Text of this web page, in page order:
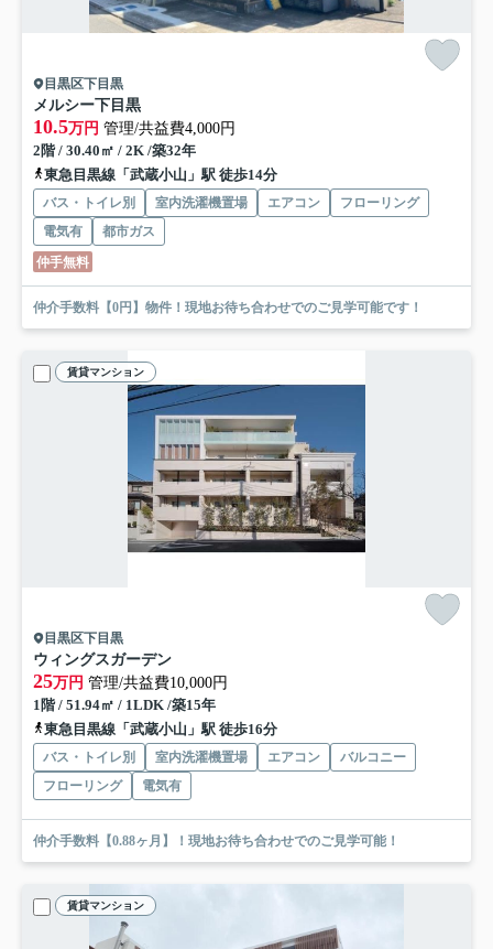
目黒区下目黒
メルシー下目黒
10.5万円 管理/共益費4,000円
2階 / 30.40㎡ / 2K /築32年
東急目黒線「武蔵小山」駅 徒歩14分
バス・トイレ別 室内洗濯機置場 エアコン
フローリング
電気有
都市ガス
仲手無料
仲介手数料【0円】物件！現地お待ち合わせでのご見学可能です！
賃貸マンション
目黒区下目黒
ウィングスガーデン
25万円 管理/共益費10,000円
1階 / 51.94㎡ / 1LDK /築15年
東急目黒線「武蔵小山」駅 徒歩16分
バス・トイレ別 室内洗濯機置場 エアコン
バルコニー
フローリング
電気有
仲介手数料【0.88ヶ月】！現地お待ち合わせでのご見学可能！
賃貸マンション